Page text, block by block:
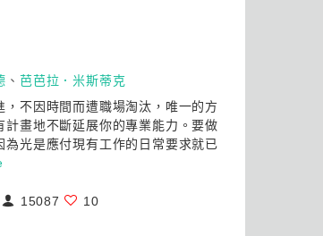
、芭芭拉．米斯蒂克
，不因時間而遭職場淘汰，唯一的方
計畫地不斷延展你的專業能力。要做
為光是應付現有工作的日常要求就已
15087 10